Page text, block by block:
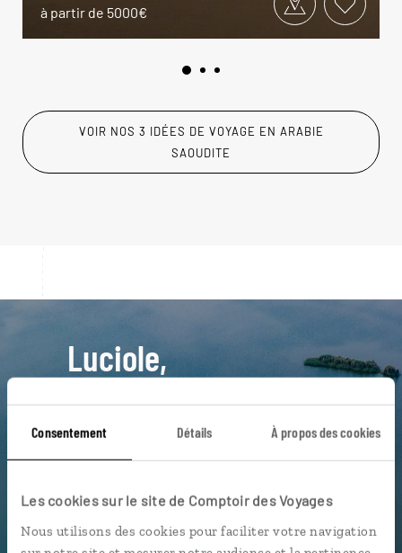
Consentement Détails À propos des cookies
Les cookies sur le site de Comptoir des Voyages
Nous utilisons des cookies pour faciliter votre navigation
à partir de 5000€
VOIR NOS 3 IDÉES DE VOYAGE EN ARABIE
SAOUDITE
Luciole,
L’itinéraire vers votre hôtel en 1
Notre sélection de boutiques
d'encens et épices